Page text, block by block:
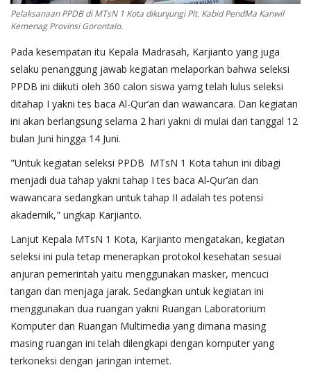
Pelaksanaan PPDB di MTsN 1 Kota dikunjungi Plt. Kabid PendMa Kanwil
Kemenag Provinsi Gorontalo.
Pada kesempatan itu Kepala Madrasah, Karjianto yang juga
selaku penanggung jawab kegiatan melaporkan bahwa seleksi
PPDB ini diikuti oleh 360 calon siswa yamg telah lulus seleksi
ditahap I yakni tes baca Al-Qur’an dan wawancara. Dan kegiatan
ini akan berlangsung selama 2 hari yakni di mulai dari tanggal 12
bulan Juni hingga 14 Juni.
"Untuk kegiatan seleksi PPDB MTsN 1 Kota tahun ini dibagi
menjadi dua tahap yakni tahap I tes baca Al-Qur’an dan
wawancara sedangkan untuk tahap II adalah tes potensi
akademik," ungkap Karjianto.
Lanjut Kepala MTsN 1 Kota, Karjianto mengatakan, kegiatan
seleksi ini pula tetap menerapkan protokol kesehatan sesuai
anjuran pemerintah yaitu menggunakan masker, mencuci
tangan dan menjaga jarak. Sedangkan untuk kegiatan ini
menggunakan dua ruangan yakni Ruangan Laboratorium
Komputer dan Ruangan Multimedia yang dimana masing
masing ruangan ini telah dilengkapi dengan komputer yang
terkoneksi dengan jaringan internet.